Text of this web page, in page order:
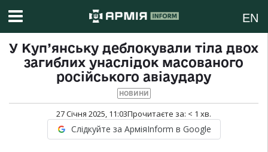
EN
У Куп’янську деблокували тіла двох
загиблих унаслідок масованого
російського авіаудару
НОВИНИ
27 Січня 2025, 11:03Прочитаєте за: < 1 хв.
Слідкуйте за АрміяInform в Google